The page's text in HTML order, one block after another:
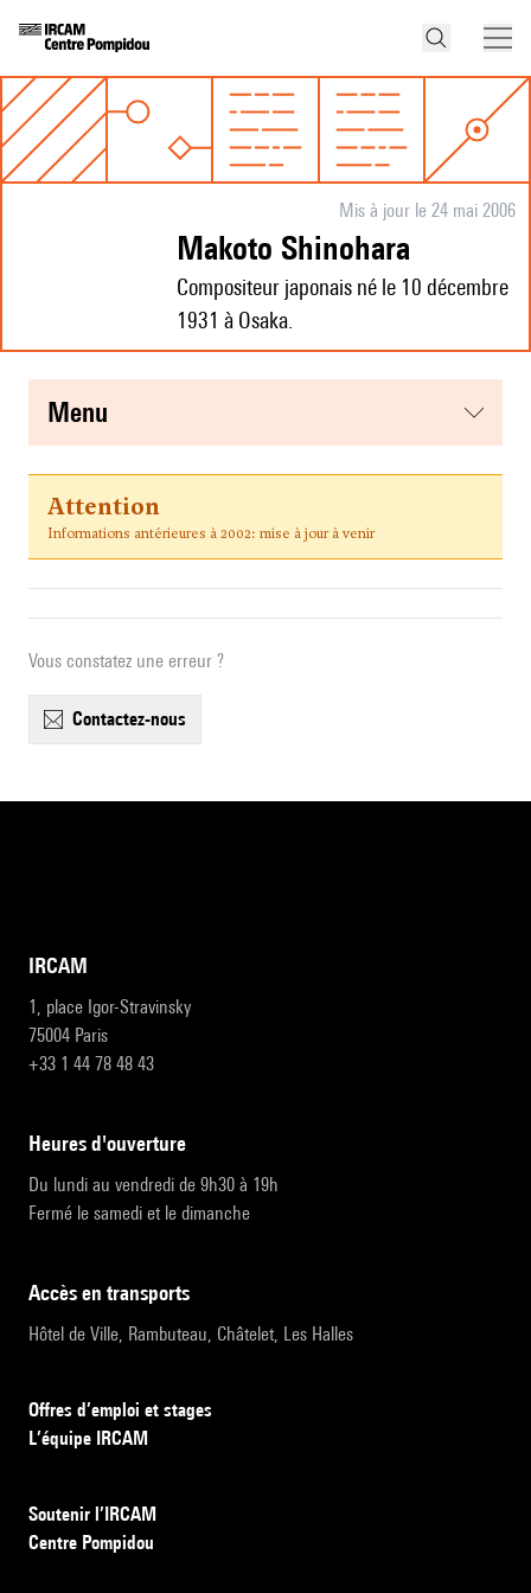
Mis à jour le 24 mai 2006
Makoto Shinohara
Compositeur japonais né le 10 décembre
1931 à Osaka.
menu
Attention
Informations antérieures à 2002: mise à jour à venir
Vous constatez une erreur ?
contactez-nous
IRCAM
1, place Igor-Stravinsky
75004 Paris
+33 1 44 78 48 43
heures d'ouverture
Du lundi au vendredi de 9h30 à 19h
Fermé le samedi et le dimanche
accès en transports
Hôtel de Ville, Rambuteau, Châtelet, Les Halles
Offres d’emploi et stages
L’équipe IRCAM
Soutenir l’IRCAM
Centre Pompidou